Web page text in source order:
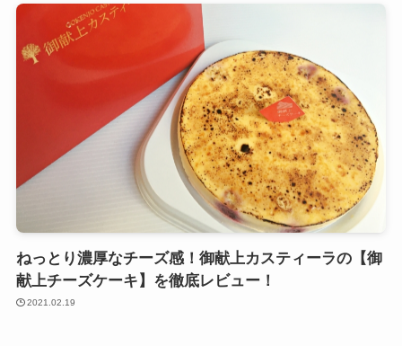
ねっとり濃厚なチーズ感！御献上カスティーラの【御
献上チーズケーキ】を徹底レビュー！
2021.02.19